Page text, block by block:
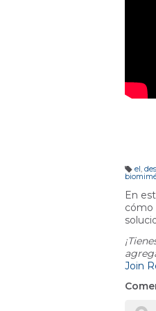
E
q
u
et
a
s:
el,
En
cómo
Join